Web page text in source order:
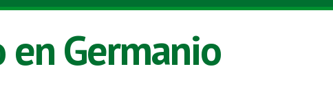
en Germanio